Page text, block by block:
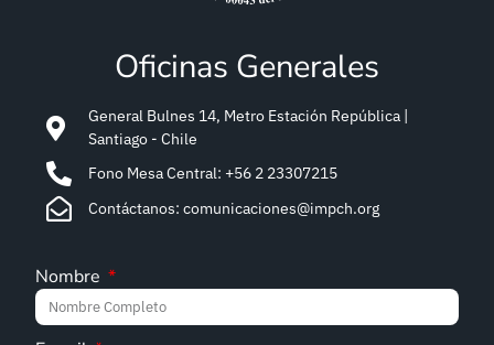
Oficinas Generales
General Bulnes 14, Metro Estación República |
Santiago - Chile
Fono Mesa Central: +56 2 23307215
Contáctanos: comunicaciones@impch.org
Nombre